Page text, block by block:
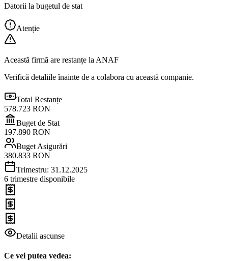
Datorii la bugetul de stat
Atenție
Această firmă are restanțe la ANAF
Verifică detaliile înainte de a colabora cu această companie.
Total Restanțe
578.723 RON
Buget de Stat
197.890 RON
Buget Asigurări
380.833 RON
Trimestru: 31.12.2025
6 trimestre disponibile
Detalii ascunse
Ce vei putea vedea: